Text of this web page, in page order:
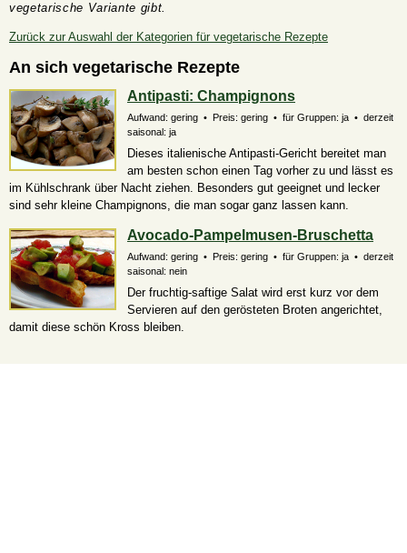
vegetarische Variante gibt.
Zurück zur Auswahl der Kategorien für vegetarische Rezepte
An sich vegetarische Rezepte
Antipasti: Champignons
Aufwand: gering • Preis: gering • für Gruppen: ja • derzeit
saisonal: ja
Dieses italienische Antipasti-Gericht bereitet man
am besten schon einen Tag vorher zu und lässt es
im Kühlschrank über Nacht ziehen. Besonders gut geeignet und lecker
sind sehr kleine Champignons, die man sogar ganz lassen kann.
Avocado-Pampelmusen-Bruschetta
Aufwand: gering • Preis: gering • für Gruppen: ja • derzeit
saisonal: nein
Der fruchtig-saftige Salat wird erst kurz vor dem
Servieren auf den gerösteten Broten angerichtet,
damit diese schön Kross bleiben.